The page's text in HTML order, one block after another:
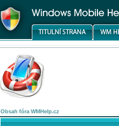
Obsah fóra WMHelp.cz